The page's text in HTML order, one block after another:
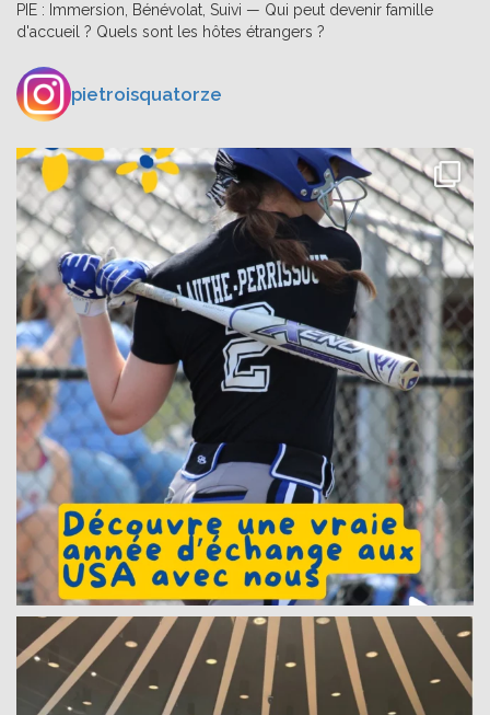
PIE : Immersion, Bénévolat, Suivi — Qui peut devenir famille
d'accueil ? Quels sont les hôtes étrangers ?
pietroisquatorze